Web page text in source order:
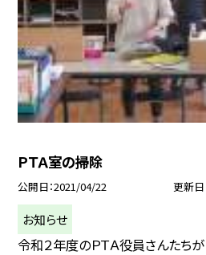
ＰＴＡ室の掃除
公開日 2021/04/22 更新日
お知らせ
令和２年度のＰＴＡ役員さんたち